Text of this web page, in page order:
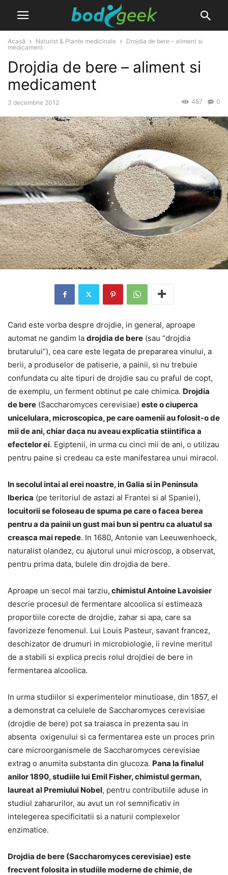
Acasă Naturist & Plante medicinale
Drojdia de bere – aliment si
medicament
Drojdia de bere – aliment si
medicament
3 decembrie 2012 0
487
Cand este vorba despre drojdie, in general, aproape
automat ne gandim la drojdia de bere (sau “drojdia
brutarului”), cea care este legata de prepararea vinului, a
berii, a produselor de patiserie, a painii, si nu trebuie
confundata cu alte tipuri de drojdie sau cu praful de copt,
de exemplu, un ferment obtinut pe cale chimica. Drojdia
de bere (Saccharomyces cerevisiae) este o ciuperca
unicelulara, microscopica, pe care oamenii au folosit-o de
mii de ani, chiar daca nu aveau explicatia stiintifica a
efectelor ei. Egiptenii, in urma cu cinci mii de ani, o utilizau
pentru paine si credeau ca este manifestarea unui miracol.
In secolul intai al erei noastre, in Galia si in Peninsula
Iberica (pe teritoriul de astazi al Frantei si al Spaniei),
locuitorii se foloseau de spuma pe care o facea berea
pentru a da painii un gust mai bun si pentru ca aluatul sa
creasca mai repede. In 1680, Antonie van Leeuwenhoeck,
naturalist olandez, cu ajutorul unui microscop, a observat,
pentru prima data, bulele din drojdia de bere.
Aproape un secol mai tarziu, chimistul Antoine Lavoisier
descrie procesul de fermentare alcoolica si estimeaza
proportiile corecte de drojdie, zahar si apa, care sa
favorizeze fenomenul. Lui Louis Pasteur, savant francez,
deschizator de drumuri in microbiologie, ii revine meritul
de a stabili si explica precis rolul drojdiei de bere in
fermentarea alcoolica.
In urma studiilor si experimentelor minutioase, din 1857, el
a demonstrat ca celulele de Saccharomyces cerevisiae
(drojdie de bere) pot sa traiasca in prezenta sau in
absenta oxigenului si ca fermentarea este un proces prin
care microorganismele de Saccharomyces cerevisiae
extrag o anumita substanta din glucoza. Pana la finalul
anilor 1890, studiile lui Emil Fisher, chimistul german,
laureat al Premiului Nobel, pentru contributiile aduse in
studiul zaharurilor, au avut un rol semnificativ in
intelegerea specificitatii si a naturii complexelor
enzimatice.
Drojdia de bere (Saccharomyces cerevisiae) este
frecvent folosita in studiile moderne de chimie, de